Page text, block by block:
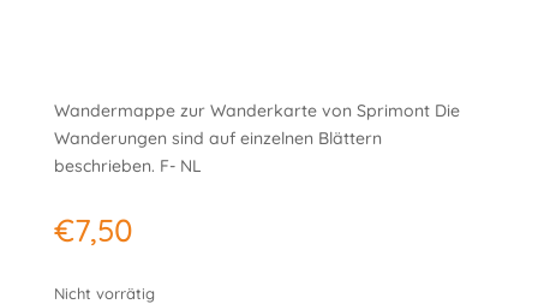
Wandermappe zur Wanderkarte von Sprimont Die
Wanderungen sind auf einzelnen Blättern
beschrieben. F- NL
€7,50
Nicht vorrätig